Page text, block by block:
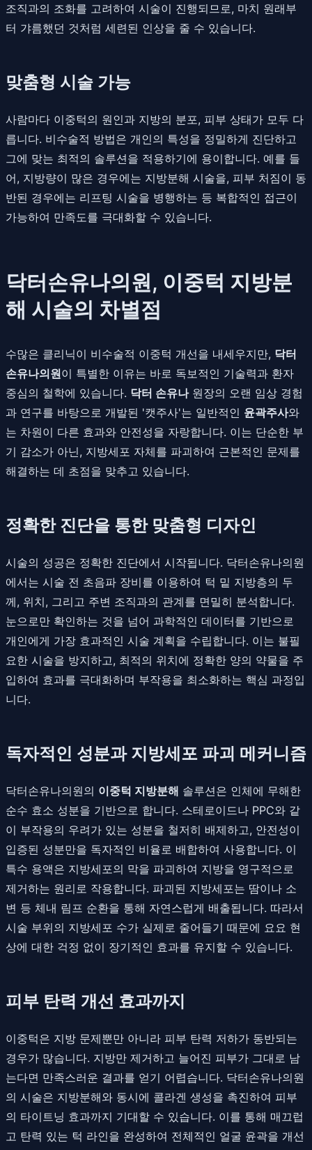
조직과의 조화를 고려하여 시술이 진행되므로, 마치 원래부
터 갸름했던 것처럼 세련된 인상을 줄 수 있습니다.
맞춤형 시술 가능
사람마다 이중턱의 원인과 지방의 분포, 피부 상태가 모두 다
릅니다. 비수술적 방법은 개인의 특성을 정밀하게 진단하고
그에 맞는 최적의 솔루션을 적용하기에 용이합니다. 예를 들
어, 지방량이 많은 경우에는 지방분해 시술을, 피부 처짐이 동
반된 경우에는 리프팅 시술을 병행하는 등 복합적인 접근이
가능하여 만족도를 극대화할 수 있습니다.
닥터손유나의원, 이중턱 지방분
해 시술의 차별점
수많은 클리닉이 비수술적 이중턱 개선을 내세우지만, 닥터
손유나의원이 특별한 이유는 바로 독보적인 기술력과 환자
중심의 철학에 있습니다. 닥터 손유나원장의 오랜 임상 경험
과 연구를 바탕으로 개발된 '캣주사'는 일반적인 윤곽주사와
는 차원이 다른 효과와 안전성을 자랑합니다. 이는 단순한 부
기 감소가 아닌, 지방세포 자체를 파괴하여 근본적인 문제를
해결하는 데 초점을 맞추고 있습니다.
정확한 진단을 통한 맞춤형 디자인
시술의 성공은 정확한 진단에서 시작됩니다. 닥터손유나의원
에서는 시술 전 초음파 장비를 이용하여 턱 밑 지방층의 두
께, 위치, 그리고 주변 조직과의 관계를 면밀히 분석합니다.
눈으로만 확인하는 것을 넘어 과학적인 데이터를 기반으로
개인에게 가장 효과적인 시술 계획을 수립합니다. 이는 불필
요한 시술을 방지하고, 최적의 위치에 정확한 양의 약물을 주
입하여 효과를 극대화하며 부작용을 최소화하는 핵심 과정입
니다.
독자적인 성분과 지방세포 파괴 메커니즘
닥터손유나의원의 이중턱 지방분해 솔루션은 인체에 무해한
순수 효소 성분을 기반으로 합니다. 스테로이드나 PPC와 같
이 부작용의 우려가 있는 성분을 철저히 배제하고, 안전성이
입증된 성분만을 독자적인 비율로 배합하여 사용합니다. 이
특수 용액은 지방세포의 막을 파괴하여 지방을 영구적으로
제거하는 원리로 작용합니다. 파괴된 지방세포는 땀이나 소
변 등 체내 림프 순환을 통해 자연스럽게 배출됩니다. 따라서
시술 부위의 지방세포 수가 실제로 줄어들기 때문에 요요 현
상에 대한 걱정 없이 장기적인 효과를 유지할 수 있습니다.
피부 탄력 개선 효과까지
이중턱은 지방 문제뿐만 아니라 피부 탄력 저하가 동반되는
경우가 많습니다. 지방만 제거하고 늘어진 피부가 그대로 남
는다면 만족스러운 결과를 얻기 어렵습니다. 닥터손유나의원
의 시술은 지방분해와 동시에 콜라겐 생성을 촉진하여 피부
의 타이트닝 효과까지 기대할 수 있습니다. 이를 통해 매끄럽
고 탄력 있는 턱 라인을 완성하여 전체적인 얼굴 윤곽을 개선